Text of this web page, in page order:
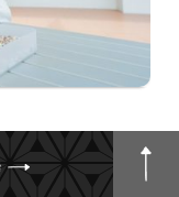
のプライベートビー
ラン。この日は、大